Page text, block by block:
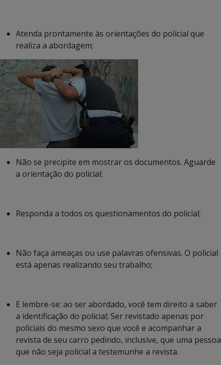
Atenda prontamente às orientações do policial que
realiza a abordagem;
Não se precipite em mostrar os documentos. Aguarde
a orientação do policial;
Responda a todos os questionamentos do policial;
Não faça ameaças ou use palavras ofensivas. O policial
está apenas realizando seu trabalho;
E lembre-se: ao ser abordado, você tem direito a saber
a identificação do policial; Ser revistado apenas por
policiais do mesmo sexo que você e acompanhar a
revista de seu carro pedindo, inclusive, que uma pessoa
que não seja policial a testemunhe a revista.